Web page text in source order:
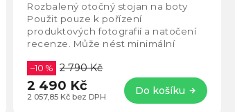
2 057,85 Kč bez DPH
–10 % 2 790 Kč
2 490 Kč Do košíku
Rozbalený otočný stojan na boty
Použit pouze k pořízení
produktových fotografií a natočení
recenze. Může nést minimální
funkčnost. Standardní...